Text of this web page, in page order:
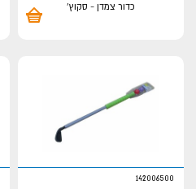
כדור צמדן - סקוץ'
142006500